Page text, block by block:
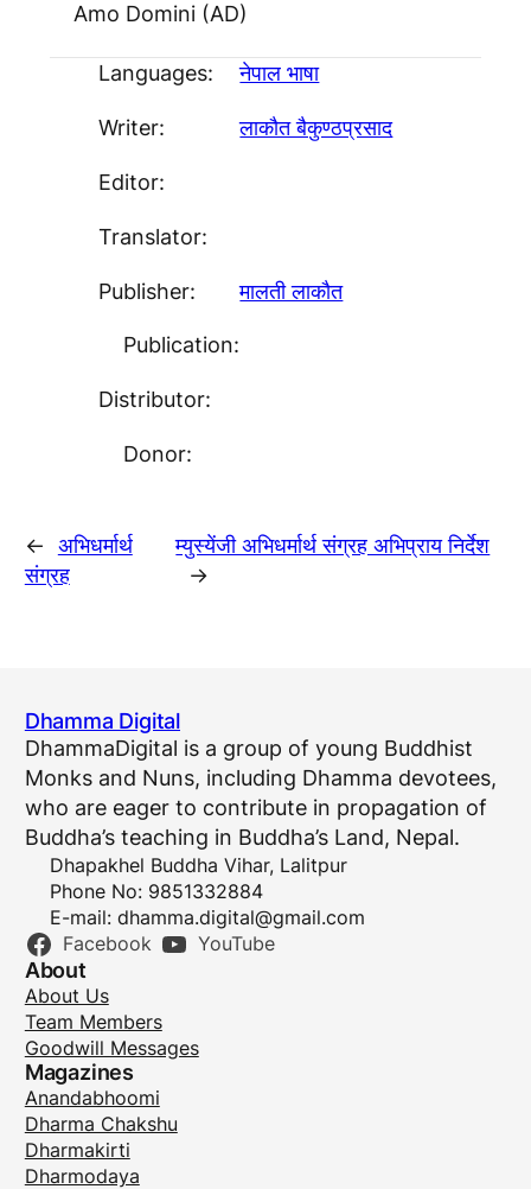
Amo Domini (AD)
Languages: नेपाल भाषा
Writer: लाकाैत बैकुण्ठप्रसाद
Editor:
Translator:
Publisher: मालती लाकाैत
Publication:
Distributor:
Donor:
←
अभिधर्मार्थ
संग्रह
म्युस्येंजी अभिधर्मार्थ संग्रह अभिप्राय निर्देश
→
Dhamma Digital
DhammaDigital is a group of young Buddhist
Monks and Nuns, including Dhamma devotees,
who are eager to contribute in propagation of
Buddha’s teaching in Buddha’s Land, Nepal.
Dhapakhel Buddha Vihar, Lalitpur
Phone No: 9851332884
E-mail: dhamma.digital@gmail.com
Facebook YouTube
About
About Us
Team Members
Goodwill Messages
Magazines
Anandabhoomi
Dharma Chakshu
Dharmakirti
Dharmodaya